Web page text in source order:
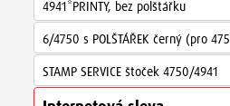
4941*PRINTY, bez polštářku
6/4750 s POLŠTÁŘEK černý (pro
STAMP SERVICE štoček 4750/4941